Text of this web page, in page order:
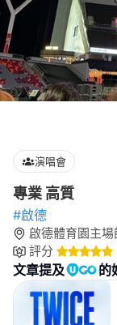
演唱會
專業 高質
#啟德
啟德體育園主場
評分
文章提及 的